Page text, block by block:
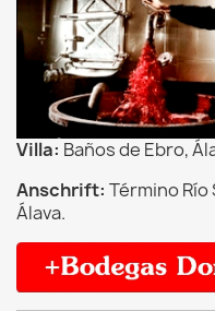
Villa: Baños de Ebro,
Anschrift: Término Río
Álava.